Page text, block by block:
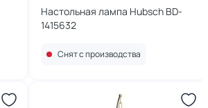
Настольная лампа Hubsch BD-
1415632
Снят с производства